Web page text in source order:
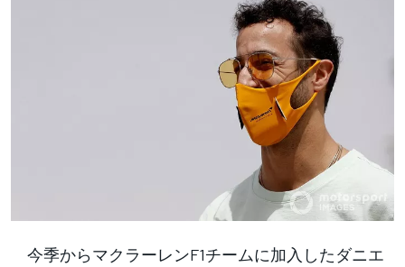
今季からマクラーレンF1チームに加入したダニエ